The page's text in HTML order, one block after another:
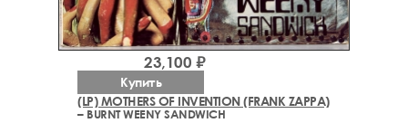
(LP) MOTHERS OF INVENTION (FRANK ZAPPA)
– BURNT WEENY SANDWICH
23,100 ₽
Купить